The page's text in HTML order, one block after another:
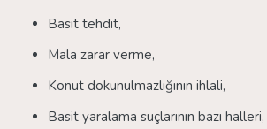
Basit tehdit,
Mala zarar verme,
Konut dokunulmazlığının ihlali,
Basit yaralama suçlarının bazı halleri,